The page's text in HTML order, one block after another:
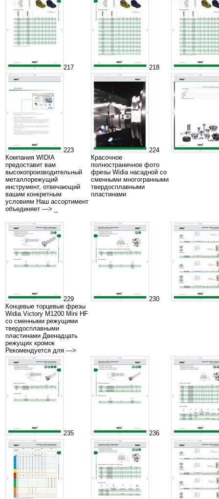
217 218
223
Компания WIDIA
предоставит вам
высокопроизводительный
металлорежущий
инструмент, отвечающий
вашим конкретным
условиям Наш ассортимент
объединяет —> _
224
Красочное
полностраничное фото
фрезы Widia насадной со
сменными многогранными
твердосплавными
пластинами
229
Концевые торцевые фрезы
Widia Victory M1200 Mini HF
со сменными режущими
твердосплавными
пластинами Двенадцать
режущих кромок
Рекомендуется для —>
230
235 236